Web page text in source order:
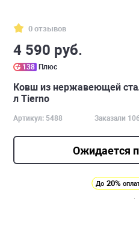
0 отзывов
4 590 руб.
138 Плюс
Ковш из нержавеющей
л Tierno
Артикул: 5488 Заказали
Ожидается
До 20%